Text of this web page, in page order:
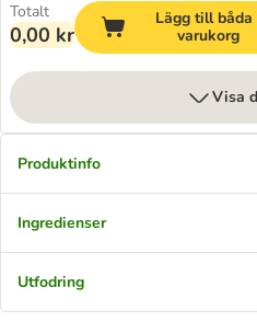
Totalt
0,00 kr
Lägg till båda
varukorg
Visa
Produktinfo
Ingredienser
Utfodring